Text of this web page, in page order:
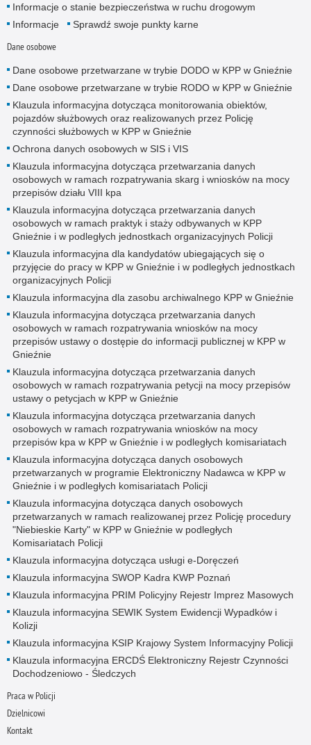
Informacje o stanie bezpieczeństwa w ruchu drogowym
Informacje
Sprawdź swoje punkty karne
Dane osobowe
Dane osobowe przetwarzane w trybie DODO w KPP w Gnieźnie
Dane osobowe przetwarzane w trybie RODO w KPP w Gnieźnie
Klauzula informacyjna dotycząca monitorowania obiektów,
pojazdów służbowych oraz realizowanych przez Policję
czynności służbowych w KPP w Gnieźnie
Ochrona danych osobowych w SIS i VIS
Klauzula informacyjna dotycząca przetwarzania danych
osobowych w ramach rozpatrywania skarg i wniosków na mocy
przepisów działu VIII kpa
Klauzula informacyjna dotycząca przetwarzania danych
osobowych w ramach praktyk i staży odbywanych w KPP
Gnieźnie i w podległych jednostkach organizacyjnych Policji
Klauzula informacyjna dla kandydatów ubiegających się o
przyjęcie do pracy w KPP w Gnieźnie i w podległych jednostkach
organizacyjnych Policji
Klauzula informacyjna dla zasobu archiwalnego KPP w Gnieźnie
Klauzula informacyjna dotycząca przetwarzania danych
osobowych w ramach rozpatrywania wniosków na mocy
przepisów ustawy o dostępie do informacji publicznej w KPP w
Gnieźnie
Klauzula informacyjna dotycząca przetwarzania danych
osobowych w ramach rozpatrywania petycji na mocy przepisów
ustawy o petycjach w KPP w Gnieźnie
Klauzula informacyjna dotycząca przetwarzania danych
osobowych w ramach rozpatrywania wniosków na mocy
przepisów kpa w KPP w Gnieźnie i w podległych komisariatach
Klauzula informacyjna dotycząca danych osobowych
przetwarzanych w programie Elektroniczny Nadawca w KPP w
Gnieźnie i w podległych komisariatach Policji
Klauzula informacyjna dotycząca danych osobowych
przetwarzanych w ramach realizowanej przez Policję procedury
"Niebieskie Karty" w KPP w Gnieźnie w podległych
Komisariatach Policji
Klauzula informacyjna dotycząca usługi e-Doręczeń
Klauzula informacyjna SWOP Kadra KWP Poznań
Klauzula informacyjna PRIM Policyjny Rejestr Imprez Masowych
Klauzula informacyjna SEWIK System Ewidencji Wypadków i
Kolizji
Klauzula informacyjna KSIP Krajowy System Informacyjny Policji
Klauzula informacyjna ERCDŚ Elektroniczny Rejestr Czynności
Dochodzeniowo - Śledczych
Praca w Policji
Dzielnicowi
Kontakt